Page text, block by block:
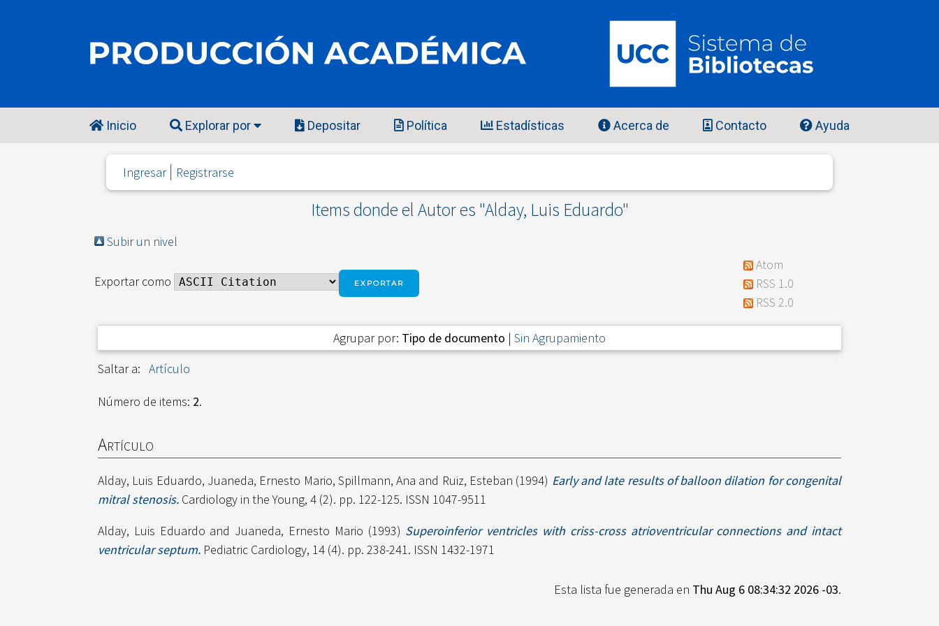
Inicio Explorar por Depositar Política Estadísticas Acerca de Contacto Ayuda
Ingresar Registrarse
Items donde el Autor es "Alday, Luis Eduardo"
Subir un nivel
Exportar como
Atom
RSS 1.0
RSS 2.0
Agrupar por: Tipo de documento | Sin Agrupamiento
Saltar a: Artículo
Número de items: 2.
Artículo
Alday, Luis Eduardo, Juaneda, Ernesto Mario, Spillmann, Ana and Ruiz, Esteban (1994) Early and late results of balloon dilation for congenital
mitral stenosis. Cardiology in the Young, 4 (2). pp. 122-125. ISSN 1047-9511
Alday, Luis Eduardo and Juaneda, Ernesto Mario (1993) Superoinferior ventricles with criss-cross atrioventricular connections and intact
ventricular septum. Pediatric Cardiology, 14 (4). pp. 238-241. ISSN 1432-1971
Esta lista fue generada en Thu Aug 6 08:34:32 2026 -03.